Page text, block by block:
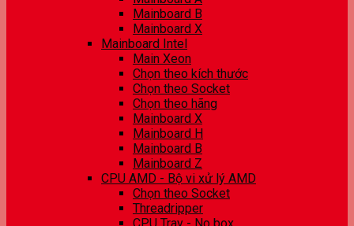
Mainboard B
Mainboard X
Mainboard Intel
Main Xeon
Chọn theo kích thước
Chọn theo Socket
Chọn theo hãng
Mainboard X
Mainboard H
Mainboard B
Mainboard Z
CPU AMD - Bộ vi xử lý AMD
Chọn theo Socket
Threadripper